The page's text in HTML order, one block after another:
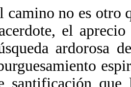
camino no es otro
el
ardorosa
santificación que